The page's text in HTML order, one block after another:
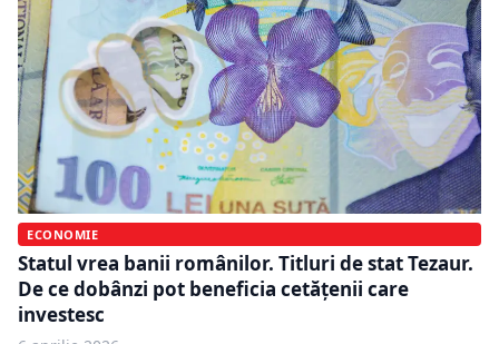
ECONOMIE
Statul vrea banii românilor. Titluri de stat Tezaur.
De ce dobânzi pot beneficia cetățenii care
investesc